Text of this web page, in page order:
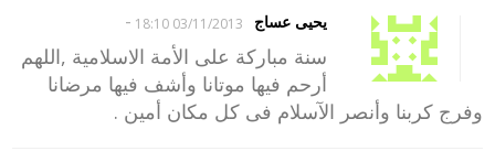
يحيى عساج 03/11/2013 18:10
-
سنة مباركة على الأمة الاسلامية ,اللهم
أرحم فيها موتانا وأشف فيها مرضانا
وفرج كربنا وأنصر الآسلام فى كل مكان أمين .